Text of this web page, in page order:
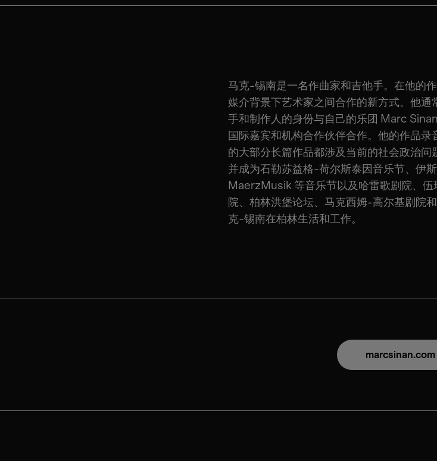
马克-锡南是一名作曲家和吉他手。在他的
媒介背景下艺术家之间合作的新方式。他
手和制作人的身份与自己的乐团 Marc
国际嘉宾和机构合作伙伴合作。他的作品
的大部分长篇作品都涉及当前的社会政治问
并成为石勒苏益格-荷尔斯泰因音乐节、伊斯
MaerzMusik 等音乐节以及哈雷歌剧院、伍
院、柏林洪堡论坛、马克西姆-高尔基剧院
克-锡南在柏林生活和工作。
marcsinan.com